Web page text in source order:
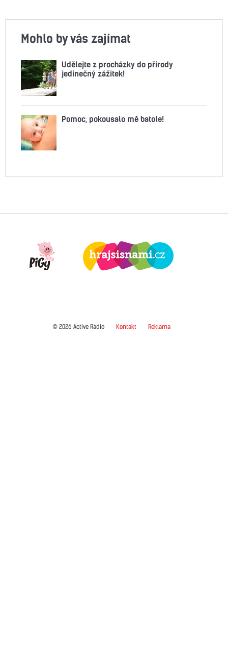
Mohlo by vás zajímat
Udělejte z procházky do přírody
jedinečný zážitek!
Pomoc, pokousalo mě batole!
© 2026 Active Rádio Kontakt Reklama